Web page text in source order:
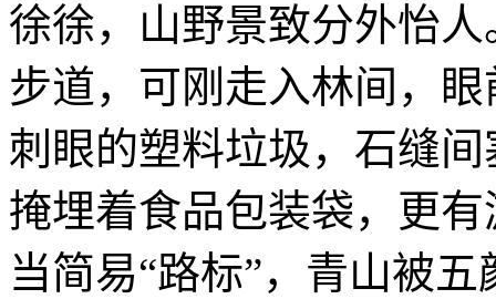
徐徐，山野景致分外怡
步道，可刚走入林间，
刺眼的塑料垃圾，石缝
掩埋着食品包装袋，更
当简易“路标”，青山被